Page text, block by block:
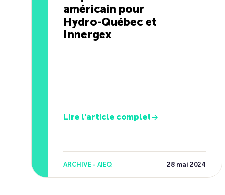
américain pour
Hydro-Québec et
Innergex
Lire l'article complet
ARCHIVE - AIEQ 28 mai 2024